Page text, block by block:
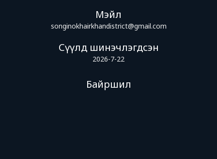
Мэйл
songinokhairkhandistrict@gmail.com
Сүүлд шинэчлэгдсэн
2026-7-22
Байршил